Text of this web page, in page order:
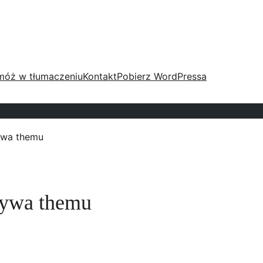
w tłumaczeniuKontaktPobierz WordPressa
themu
themu